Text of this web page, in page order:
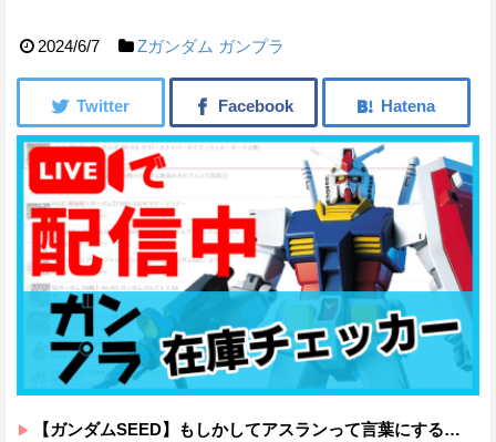
2024/6/7 Ζガンダム ガンプラ
【ガンダムSEED】もしかしてアスランって言葉にするのが下手なだけでめっちゃいい人なのでは？